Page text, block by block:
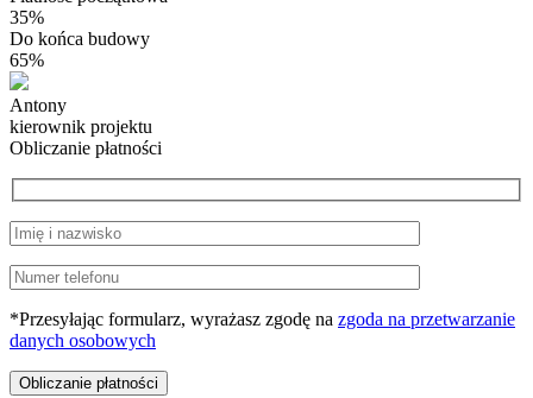
35%
Do końca budowy
65%
Antony
kierownik projektu
Obliczanie płatności
*Przesyłając formularz, wyrażasz zgodę na zgoda na przetwarzanie
danych osobowych